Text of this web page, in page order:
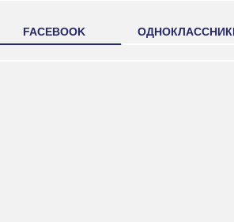
FACEBOOK